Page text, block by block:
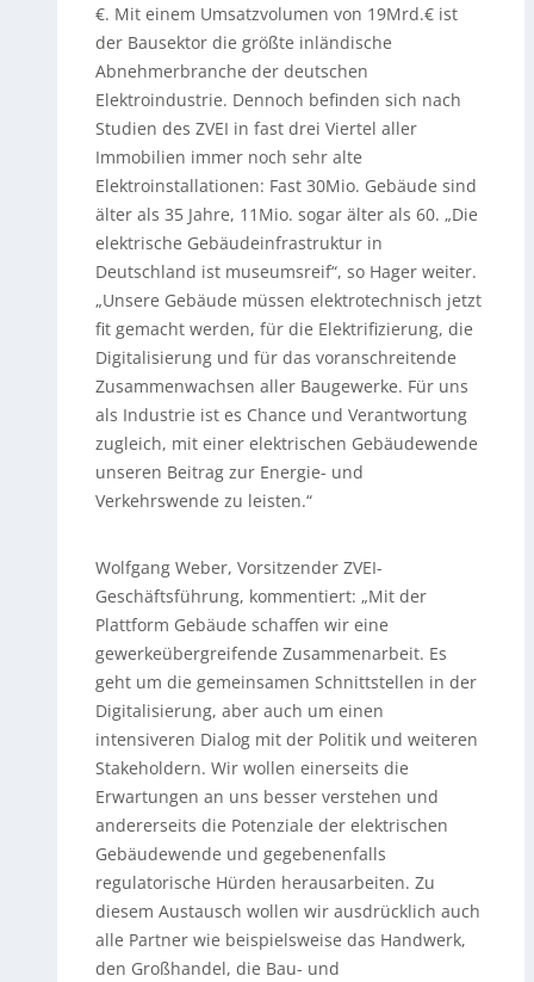
€. Mit einem Umsatzvolumen von 19Mrd.€ ist
der Bausektor die größte inländische
Abnehmerbranche der deutschen
Elektroindustrie. Dennoch befinden sich nach
Studien des ZVEI in fast drei Viertel aller
Immobilien immer noch sehr alte
Elektroinstallationen: Fast 30Mio. Gebäude sind
älter als 35 Jahre, 11Mio. sogar älter als 60. „Die
elektrische Gebäudeinfrastruktur in
Deutschland ist museumsreif“, so Hager weiter.
„Unsere Gebäude müssen elektrotechnisch jetzt
fit gemacht werden, für die Elektrifizierung, die
Digitalisierung und für das voranschreitende
Zusammenwachsen aller Baugewerke. Für uns
als Industrie ist es Chance und Verantwortung
zugleich, mit einer elektrischen Gebäudewende
unseren Beitrag zur Energie- und
Verkehrswende zu leisten.“
Wolfgang Weber, Vorsitzender ZVEI-
Geschäftsführung, kommentiert: „Mit der
Plattform Gebäude schaffen wir eine
gewerkeübergreifende Zusammenarbeit. Es
geht um die gemeinsamen Schnittstellen in der
Digitalisierung, aber auch um einen
intensiveren Dialog mit der Politik und weiteren
Stakeholdern. Wir wollen einerseits die
Erwartungen an uns besser verstehen und
andererseits die Potenziale der elektrischen
Gebäudewende und gegebenenfalls
regulatorische Hürden herausarbeiten. Zu
diesem Austausch wollen wir ausdrücklich auch
alle Partner wie beispielsweise das Handwerk,
den Großhandel, die Bau- und